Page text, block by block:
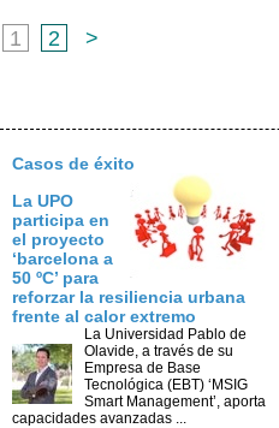
1 2 >
Casos de éxito
La UPO
participa en
el proyecto
‘barcelona a
50 ºC’ para
reforzar la resiliencia urbana
frente al calor extremo
La Universidad Pablo de
Olavide, a través de su
Empresa de Base
Tecnológica (EBT) ‘MSIG
Smart Management’, aporta
capacidades avanzadas ...